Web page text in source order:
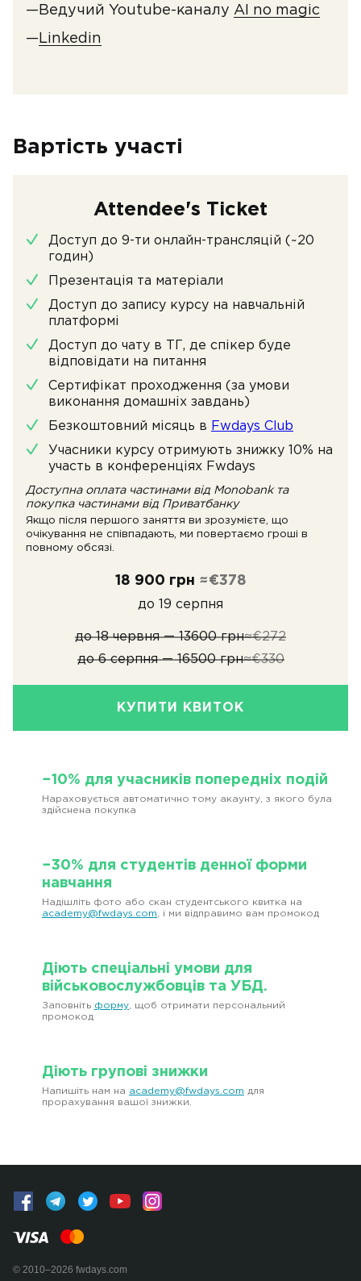
—Ведучий Youtube-каналу AI no magic
— Linkedin
Вартість участі
Attendee's Ticket
Доступ до 9-ти онлайн-трансляцій (~20
годин)
Презентація та матеріали
Доступ до запису курсу на навчальній
платформі
Доступ до чату в ТГ, де спікер буде
відповідати на питання
Сертифікат проходження (за умови
виконання домашніх завдань)
Безкоштовний місяць в Fwdays Club
Учасники курсу отримують знижку 10% на
участь в конференціях Fwdays
Доступна оплата частинами від Monobank та
покупка частинами від Приватбанку
Якщо після першого заняття ви зрозумієте, що
очікування не співпадають, ми повертаємо гроші в
повному обсязі.
18 900 грн ≈€378
до 19 серпня
до 18 червня — 13600 грн≈€272
до 6 серпня — 16500 грн≈€330
КУПИТИ КВИТОК
−10% для учасників попередніх подій
Нараховується автоматично тому акаунту, з якого була
здійснена покупка
−30% для студентів денної форми
навчання
Надішліть фото або скан студентського квитка на
academy@fwdays.com , і ми відправимо вам промокод
Діють спеціальні умови для
військовослужбовців та УБД.
Заповніть форму , щоб отримати персональний
промокод
Діють групові знижки
Напишіть нам на academy@fwdays.com для
прорахування вашої знижки.
© 2010–2026 fwdays.com